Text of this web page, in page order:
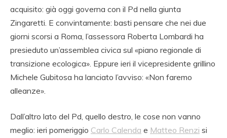
acquisito: già oggi governa con il Pd nella giunta
Zingaretti. E convintamente: basti pensare che nei due
giorni scorsi a Roma, l’assessora Roberta Lombardi ha
presieduto un’assemblea civica sul «piano regionale di
transizione ecologica». Eppure ieri il vicepresidente grillino
Michele Gubitosa ha lanciato l’avviso: «Non faremo
alleanze».
Dall’altro lato del Pd, quello destro, le cose non vanno
meglio: ieri pomeriggio Carlo Calenda e Matteo Renzi si